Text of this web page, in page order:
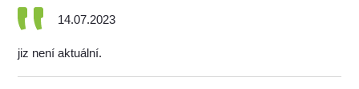
14.07.2023
jiz není aktuální.